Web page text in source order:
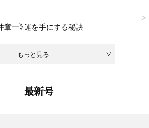
もっと見る
章一》運を手にする秘訣
最新号